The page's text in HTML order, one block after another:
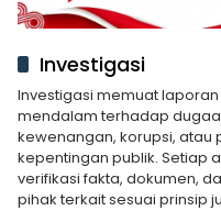
Investigasi
Investigasi memuat
mendalam terhadap
kewenangan, korupsi, atau
kepentingan publik. Setiap
verifikasi fakta, dokumen,
pihak terkait sesuai prinsip